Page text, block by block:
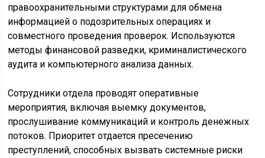
правоохранительными структурами для обмена
информацией о подозрительных операциях и
совместного проведения проверок. Используются
методы финансовой разведки, криминалистического
аудита и компьютерного анализа данных.
Сотрудники отдела проводят оперативные
мероприятия, включая выемку документов,
прослушивание коммуникаций и контроль денежных
потоков. Приоритет отдается пресечению
преступлений, способных вызвать системные риски